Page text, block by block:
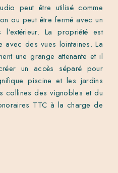
peut être utilisé comme
ou peut être fermé avec un
La propriété est
avec des vues lointaines. La
une grange attenante et il
un accès séparé pour
piscine et les jardins
collines des vignobles et du
TTC à la charge de